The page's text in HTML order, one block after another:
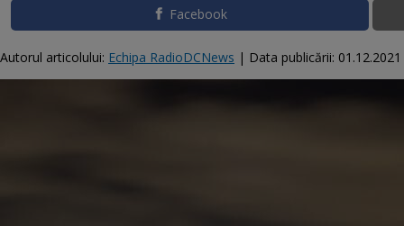
Facebook
Autorul articolului: Echipa RadioDCNews | Data publicării: